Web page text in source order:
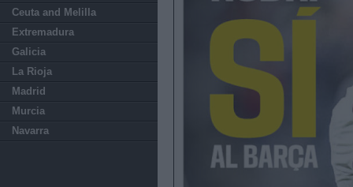
Ceuta and Melilla
Extremadura
Galicia
La Rioja
Madrid
Murcia
Navarra